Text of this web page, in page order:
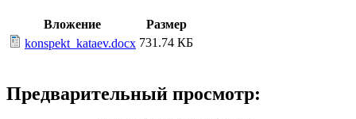
Вложение
Размер
konspekt_kataev.docx 731.74 КБ
Предварительный просмотр: